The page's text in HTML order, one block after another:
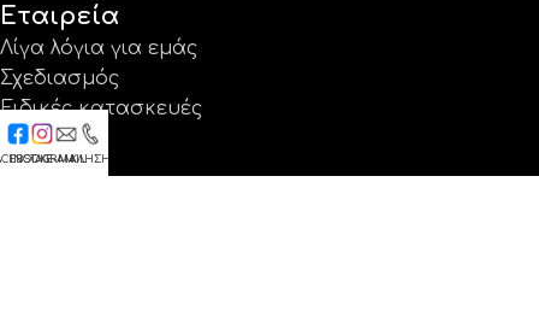
Εταιρεία
Λίγα λόγια για εμάς
Σχεδιασμός
Ειδικές κατασκευές
Έργα
Κατάλογοι
INSTAGRAM
E-MAILΚΛΗΣΗ